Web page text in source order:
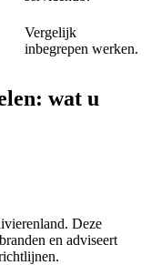
Vergelijk
inbegrepen werken.
wat u
Deze
en adviseert